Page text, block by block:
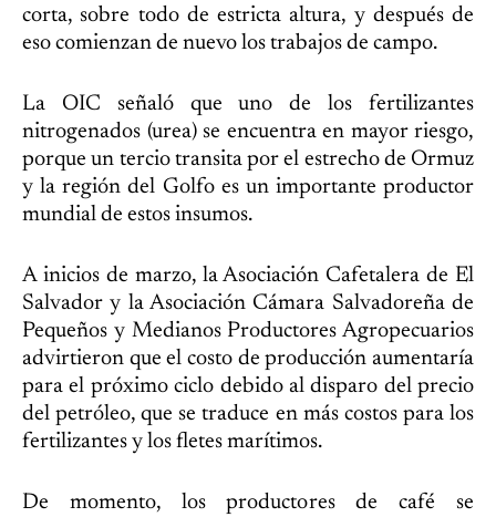
corta, sobre todo de estricta altura, y después de
eso comienzan de nuevo los trabajos de campo.
La OIC señaló que uno de los fertilizantes
nitrogenados (urea) se encuentra en mayor riesgo,
porque un tercio transita por el estrecho de Ormuz
y la región del Golfo es un importante productor
mundial de estos insumos.
A inicios de marzo, la Asociación Cafetalera de El
Salvador y la Asociación Cámara Salvadoreña de
Pequeños y Medianos Productores Agropecuarios
advirtieron que el costo de producción aumentaría
para el próximo ciclo debido al disparo del precio
del petróleo, que se traduce en más costos para los
fertilizantes y los fletes marítimos.
De momento, los productores de café se